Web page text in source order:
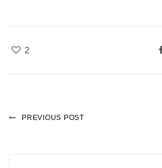
2
PREVIOUS POST